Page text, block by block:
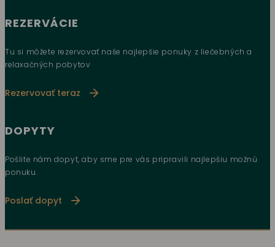
REZERVÁCIE
Tu si môžete rezervovať naše najlepšie ponuky z liečebných a
relaxačných pobytov
Rezervovať teraz
DOPYTY
Pošlite nám dopyt, aby sme pre vás pripravili najlepšiu možnú
ponuku.
Poslať dopyt